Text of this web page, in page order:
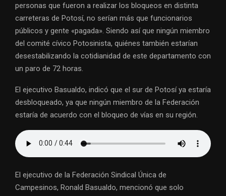
personas que fueron a realizar los bloqueos en distinta
carreteras de Potosí, no serían más que funcionarios
públicos y gente «pagada». Siendo así que ningún miembro
del comité cívico Potosinista, quiénes también estarían
desestabilizando la cotidianidad de este departamento con
un paro de 72 horas.
El ejecutivo Basualdo, indicó que el sur de Potosí ya estaría
desbloqueado, ya que ningún miembro de la Federación
estaría de acuerdo con el bloqueo de vías en su región.
El ejecutivo de la Federación Sindical Única de
Campesinos, Ronald Basualdo, mencionó que solo